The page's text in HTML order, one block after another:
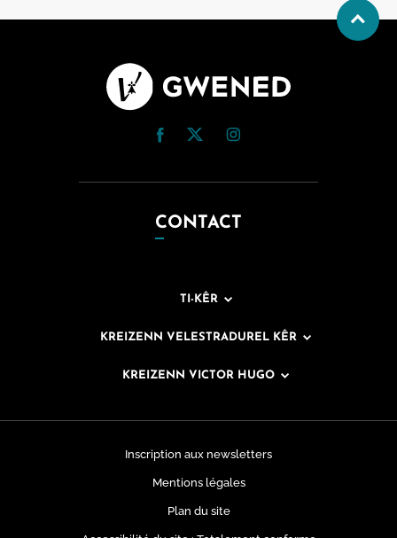
CONTACT
TI-KÊR
KREIZENN VELESTRADUREL KÊR
KREIZENN VICTOR HUGO
Inscription aux newsletters
Mentions légales
Plan du site